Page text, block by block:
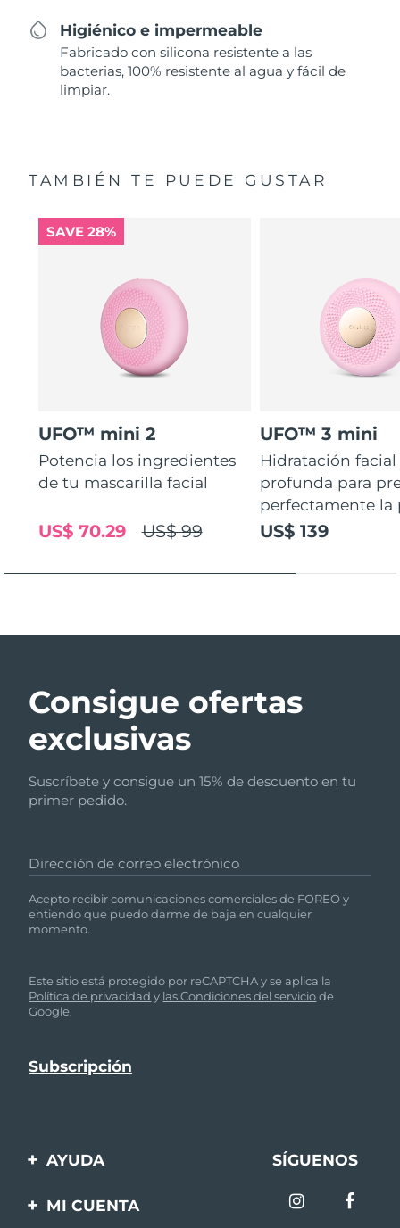
Higiénico e impermeable
Fabricado con silicona resistente a las
bacterias, 100% resistente al agua y fácil de
limpiar.
TAMBIÉN TE PUEDE GUSTAR
SAVE 28%
UFO™ mini 2
Potencia los ingredientes
de tu mascarilla facial
US$ 99
US$ 70.29
UFO™ 3 mini
Hidratación facial
profunda para
perfectamente la
US$ 139
Consigue ofertas
exclusivas
Suscríbete y consigue un 15% de descuento en tu
primer pedido.
Dirección de correo electrónico
Acepto recibir comunicaciones comerciales de FOREO y
entiendo que puedo darme de baja en cualquier
momento.
Este sitio está protegido por reCAPTCHA y se aplica la
Política de privacidad y las Condiciones del serviciode
Google.
AYUDA
Contáctanos
SÍGUENOS
MI CUENTA